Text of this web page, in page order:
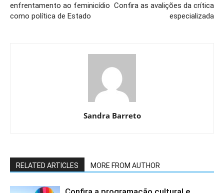
enfrentamento ao feminicídio
como política de Estado
Confira as avalições da crítica
especializada
Sandra Barreto
RELATED ARTICLES MORE FROM AUTHOR